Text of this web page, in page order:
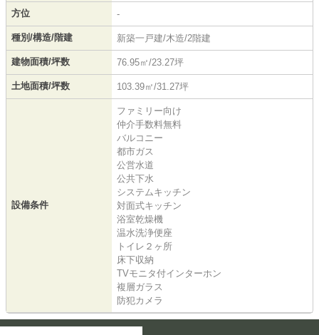
方位 -
種別/構造/階建 新築一戸建/木造/2階建
建物面積/坪数 76.95㎡/23.27坪
土地面積/坪数 103.39㎡/31.27坪
設備条件
ファミリー向け
仲介手数料無料
バルコニー
都市ガス
公営水道
公共下水
システムキッチン
対面式キッチン
浴室乾燥機
温水洗浄便座
トイレ２ヶ所
床下収納
TVモニタ付インターホン
複層ガラス
防犯カメラ